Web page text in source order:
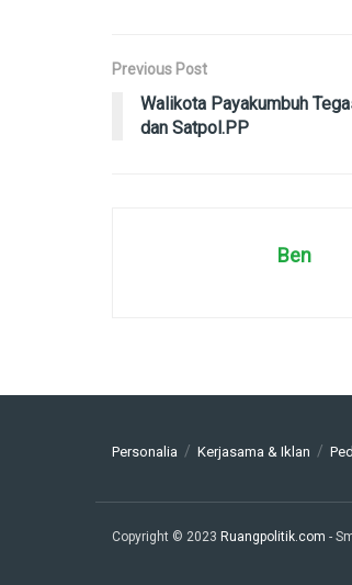
Previous Post
Walikota Payakumbuh
dan Satpol.PP
Ben
Personalia Kerjasama & Iklan
Copyright © 2023 Ruangpolitik.com -